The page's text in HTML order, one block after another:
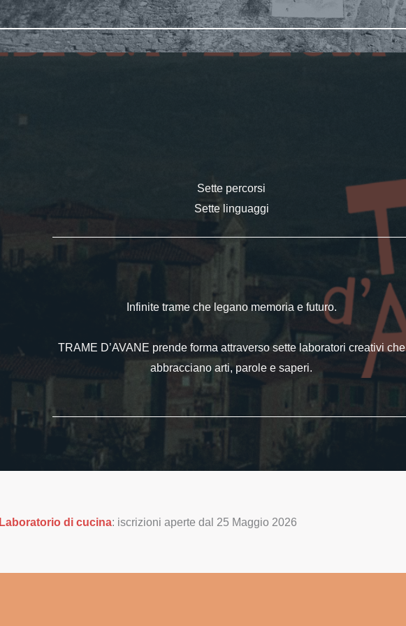
Sette percorsi
Sette linguaggi
Infinite trame che legano memoria e futuro.
TRAME D’AVANE prende forma attraverso sette laboratori creativi che
abbracciano arti, parole e saperi.
Laboratorio di cucina: iscrizioni aperte dal 25 Maggio 2026